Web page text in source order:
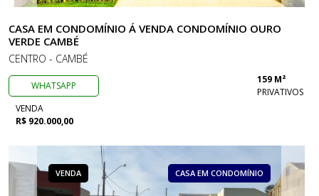
CASA EM CONDOMÍNIO Á VENDA CONDOMÍNIO OURO
VERDE CAMBÉ
CENTRO - CAMBÉ
WHATSAPP
159 M²
PRIVATIVOS
VENDA
R$ 920.000,00
VENDA CASA EM CONDOMÍNIO